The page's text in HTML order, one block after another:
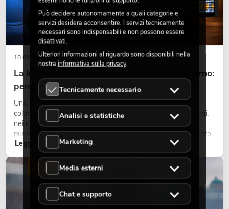
18.06.2026
La luce retrò nel design illuminotecnico moderno:
perché la luce calda torna ad avere successo
Una luce molto calda, superfici luminose visibili e accenti
colorati caratterizzano molti lighting design attuali su palchi,
nei club e negli eventi. La luce rétro non è un effetto
puramente nostalgico, ma uno strumento di design utilizzato
in modo consapevole: crea atmosfera, dona carattere alle
scene e può rendere più emozionali i setup LED tecnici.
Leggi ora
Può decidere autonomamente a quali categorie e
servizi desidera acconsentire. I servizi tecnicamente
necessari sono indispensabili e non possono essere
disattivati.
Ulteriori informazioni al riguardo sono disponibili nella
nostra informativa sulla privacy.
Tecnicamente necessario
Analisi e statistiche
Marketing
Media esterni
Chat e supporto